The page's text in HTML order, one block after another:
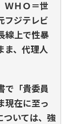
ＷＨＯ＝世
フジテレビ
線上で性暴
ま、代理人
で「貴委員
現在に⾄っ
ついては、強